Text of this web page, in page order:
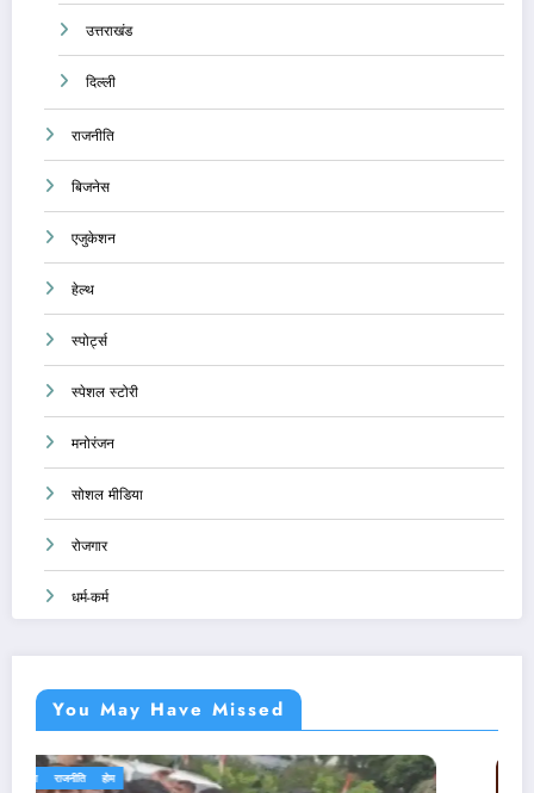
उत्तराखंड
दिल्ली
राजनीति
बिजनेस
एजुकेशन
हेल्थ
स्पोर्ट्स
स्पेशल स्टोरी
मनोरंजन
सोशल मीडिया
रोजगार
धर्म-कर्म
You May Have Missed
एजुकेशन देश-दुनिया राजनीति होम